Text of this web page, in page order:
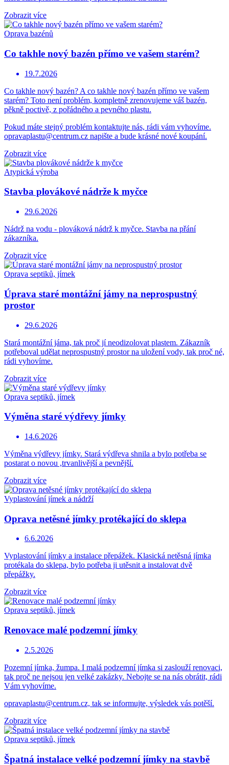
Zobrazit více
Oprava bazénů
Co takhle nový bazén přímo ve vašem starém?
19.7.2026
Co takhle nový bazén? A co takhle nový bazén přímo ve vašem
starém? Toto není problém, kompletně zrenovujeme váš bazén,
pěkně poctivě, z pořádného a pevného plastu.
Pokud máte stejný problém kontaktujte nás, rádi vám vyhovíme.
opravaplastu@centrum.cz napište a bude krásné nové koupání.
Zobrazit více
Atypická výroba
Stavba plovákové nádrže k myčce
29.6.2026
Nádrž na vodu - plováková nádrž k myčce. Stavba na přání
zákazníka.
Zobrazit více
Oprava septiků, jímek
Úprava staré montážní jámy na neprospustný
prostor
29.6.2026
Stará montážní jáma, tak proč jí neodizolovat plastem. Zákazník
potřeboval udělat neprospustný prostor na uložení vody, tak proč né,
rádi vyhovíme.
Zobrazit více
Oprava septiků, jímek
Výměna staré výdřevy jímky
14.6.2026
Výměna výdřevy jímky. Stará výdřeva shnila a bylo potřeba se
postarat o novou ,trvanlivější a pevnější.
Zobrazit více
Vyplastování jímek a nádrží
Oprava netěsné jímky protékající do sklepa
6.6.2026
Vyplastování jímky a instalace přepážek. Klasická netěsná jímka
protékala do sklepa, bylo potřeba ji utěsnit a instalovat dvě
přepážky.
Zobrazit více
Oprava septiků, jímek
Renovace malé podzemní jímky
2.5.2026
Pozemní jímka, žumpa. I malá podzemní jímka si zaslouží renovaci,
tak proč ne nejsou jen velké zakázky. Nebojte se na nás obrátit, rádi
Vám vyhovíme.
opravaplastu@centrum.cz, tak se informujte, výsledek vás potěší.
Zobrazit více
Oprava septiků, jímek
Špatná instalace velké podzemní jímky na stavbě